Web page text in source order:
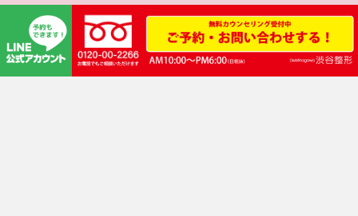
こちらは患者様専用の回線となっております。営業のお電話は一切お受けできかね
ます。
路線 井の頭線 渋谷駅